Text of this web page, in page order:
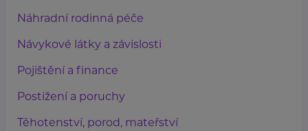
Náhradní rodinná péče
Návykové látky a závislosti
Pojištění a finance
Postižení a poruchy
Těhotenství, porod, mateřství